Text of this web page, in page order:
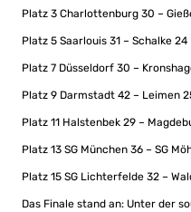
Platz 3 Charlottenburg 30 –
Platz 5 Saarlouis 31 – Schalke 24
Platz 7 Düsseldorf 30 –
Platz 9 Darmstadt 42 – Leimen
Platz 11 Halstenbek 29 –
Platz 13 SG München 36 – SG
Platz 15 SG Lichterfelde 32 –
Das Finale stand an: Unter der